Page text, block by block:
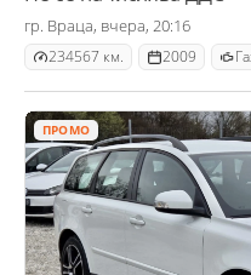
гр. Враца, вчера, 20:16
234567 км. 2009
ПРОМО